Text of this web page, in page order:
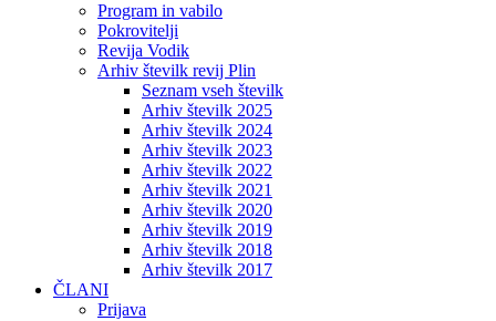
Program in vabilo
Pokrovitelji
Revija Vodik
Arhiv številk revij Plin
Seznam vseh številk
Arhiv številk 2025
Arhiv številk 2024
Arhiv številk 2023
Arhiv številk 2022
Arhiv številk 2021
Arhiv številk 2020
Arhiv številk 2019
Arhiv številk 2018
Arhiv številk 2017
ČLANI
Prijava